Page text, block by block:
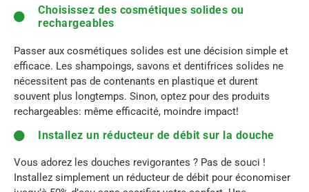
Choisissez des cosmétiques solides ou
rechargeables
Passer aux cosmétiques solides est une décision simple et
efficace. Les shampoings, savons et dentifrices solides ne
nécessitent pas de contenants en plastique et durent
souvent plus longtemps. Sinon, optez pour des produits
rechargeables: même efficacité, moindre impact!
Installez un réducteur de débit sur la douche
Vous adorez les douches revigorantes ? Pas de souci !
Installez simplement un réducteur de débit pour économiser